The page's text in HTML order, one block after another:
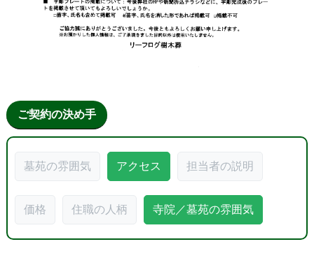
ご契約の決め手
墓苑の雰囲気 アクセス 担当者の説明
価格 住職の人柄 寺院／墓苑の雰囲気